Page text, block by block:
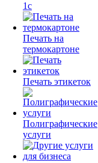
1c
Печать на
термокартоне
Печать этикеток
Полиграфические
услуги